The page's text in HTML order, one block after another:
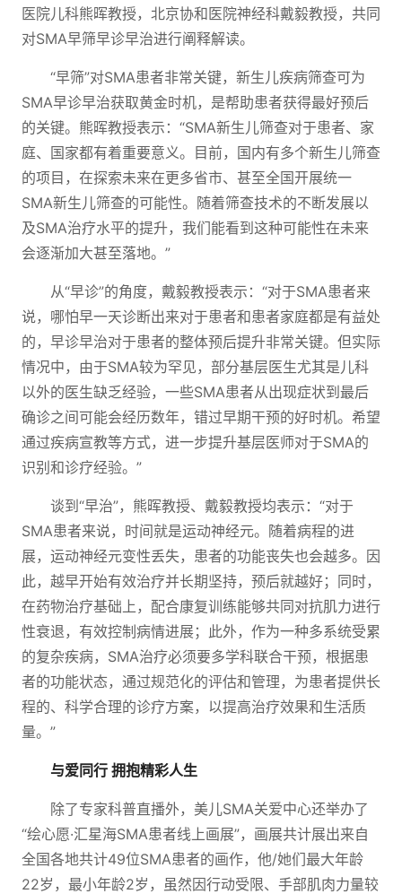
医院儿科熊晖教授，北京协和医院神经科戴毅教授，共同
对SMA早筛早诊早治进行阐释解读。
“早筛”对SMA患者非常关键，新生儿疾病筛查可为
SMA早诊早治获取黄金时机，是帮助患者获得最好预后
的关键。熊晖教授表示：“SMA新生儿筛查对于患者、家
庭、国家都有着重要意义。目前，国内有多个新生儿筛查
的项目，在探索未来在更多省市、甚至全国开展统一
SMA新生儿筛查的可能性。随着筛查技术的不断发展以
及SMA治疗水平的提升，我们能看到这种可能性在未来
会逐渐加大甚至落地。”
从“早诊”的角度，戴毅教授表示：“对于SMA患者来
说，哪怕早一天诊断出来对于患者和患者家庭都是有益处
的，早诊早治对于患者的整体预后提升非常关键。但实际
情况中，由于SMA较为罕见，部分基层医生尤其是儿科
以外的医生缺乏经验，一些SMA患者从出现症状到最后
确诊之间可能会经历数年，错过早期干预的好时机。希望
通过疾病宣教等方式，进一步提升基层医师对于SMA的
识别和诊疗经验。”
谈到“早治”，熊晖教授、戴毅教授均表示：“对于
SMA患者来说，时间就是运动神经元。随着病程的进
展，运动神经元变性丢失，患者的功能丧失也会越多。因
此，越早开始有效治疗并长期坚持，预后就越好；同时，
在药物治疗基础上，配合康复训练能够共同对抗肌力进行
性衰退，有效控制病情进展；此外，作为一种多系统受累
的复杂疾病，SMA治疗必须要多学科联合干预，根据患
者的功能状态，通过规范化的评估和管理，为患者提供长
程的、科学合理的诊疗方案，以提高治疗效果和生活质
量。”
与爱同行 拥抱精彩人生
除了专家科普直播外，美儿SMA关爱中心还举办了
“绘心愿·汇星海SMA患者线上画展”，画展共计展出来自
全国各地共计49位SMA患者的画作，他/她们最大年龄
22岁，最小年龄2岁，虽然因行动受限、手部肌肉力量较